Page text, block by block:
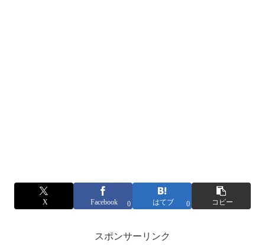
X Facebook 0 はてブ 0 コピー
スポンサーリンク